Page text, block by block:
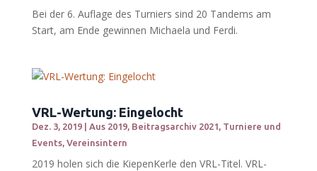
Bei der 6. Auflage des Turniers sind 20 Tandems am
Start, am Ende gewinnen Michaela und Ferdi.
VRL-Wertung: Eingelocht
Dez. 3, 2019| Aus 2019, Beitragsarchiv 2021 Turniere und
Events, Vereinsintern
2019 holen sich die KiepenKerle den VRL-Titel. VRL-